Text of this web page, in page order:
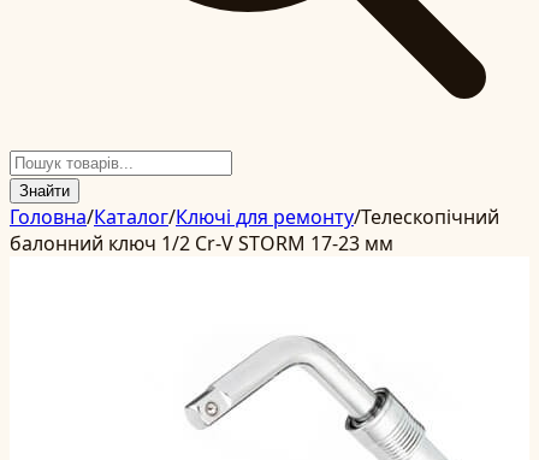
Знайти
Головна/Каталог/Ключі для ремонту/Телескопічний
балонний ключ 1/2 Cr-V STORM 17-23 мм